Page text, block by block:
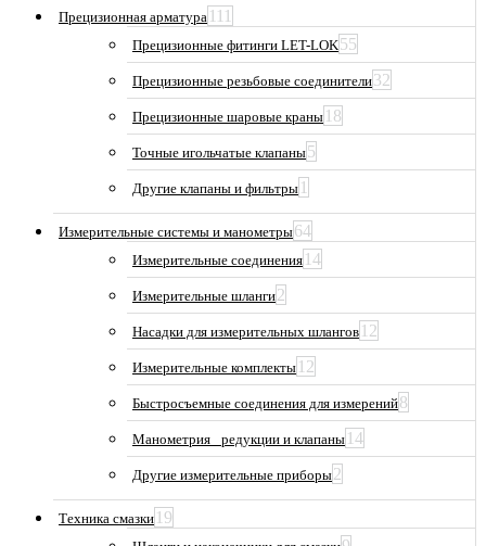
Прецизионная арматура 111
Прецизионные фитинги LET-LOK55
Прецизионные резьбовые соединители32
Прецизионные шаровые краны 18
Точные игольчатые клапаны5
Другие клапаны и фильтры 1
Измерительные системы и манометры64
Измерительные соединения 14
Измерительные шланги2
Насадки для измерительных шлангов 12
Измерительные комплекты 12
Быстросъемные соединения для измерений8
Манометрия_ редукции и клапаны 14
Другие измерительные приборы2
Техника смазки 19